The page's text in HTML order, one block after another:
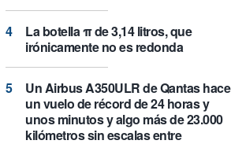
La botella π de 3,14 litros, que
irónicamente no es redonda
Un Airbus A350ULR de Qantas hace
un vuelo de récord de 24 horas y
unos minutos y algo más de 23.000
kilómetros sin escalas entre